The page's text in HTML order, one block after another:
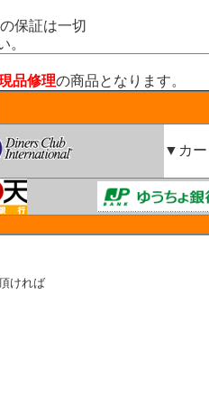
保証は一切
。
品修理の商品となります。
▼カー
ければ